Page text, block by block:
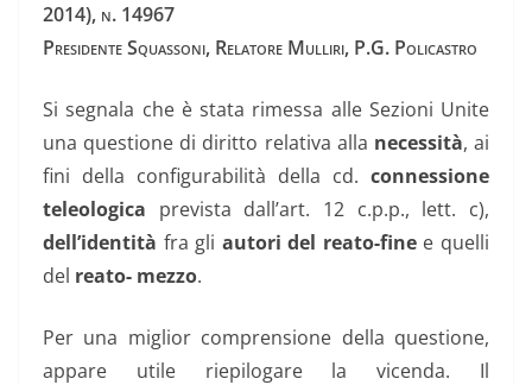
2014), n. 14967
Presidente Squassoni, Relatore Mulliri, P.G. Policastro
Si segnala che è stata rimessa alle Sezioni Unite
una questione di diritto relativa alla necessità, ai
fini della configurabilità della cd. connessione
teleologica prevista dall’art. 12 c.p.p., lett. c),
dell’identità fra gli autori del reato-finee quelli
del reato- mezzo.
Per una miglior comprensione della questione,
appare utile riepilogare la vicenda. Il